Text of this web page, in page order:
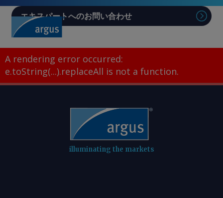
エキスパートへのお問い合わせ
A rendering error occurred:
e.toString(...).replaceAll is not a function.
illuminating the markets